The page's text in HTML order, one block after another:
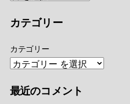
カテゴリー
カテゴリー
最近のコメント